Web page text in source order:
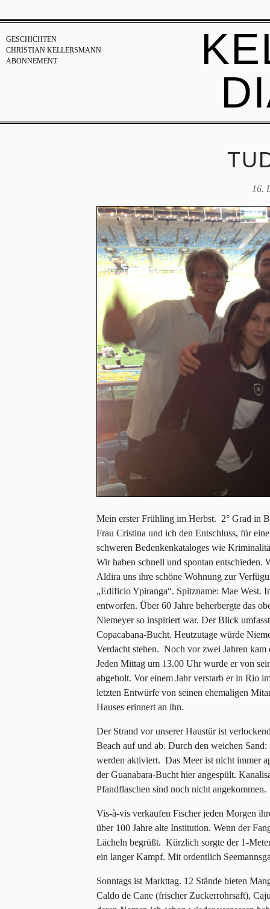
GESCHICHTEN
CHRISTIAN KELLERSMANN
ABONNEMENT
16.
Mein erster Frühling im Herbst. 2° Grad in
Frau Cristina und ich den Entschluss, für
schweren Bedenkenkataloges wie
Wir haben schnell und spontan entschieden.
Aldira uns ihre schöne Wohnung zur
„Edificio Ypiranga“. Spitzname: Mae West.
entworfen. Über 60 Jahre beherbergte das
Niemeyer so inspiriert war. Der Blick
Copacabana-Bucht. Heutzutage würde
Verdacht stehen. Noch vor zwei Jahren
Jeden Mittag um 13.00 Uhr wurde er von
abgeholt. Vor einem Jahr verstarb er in Rio
letzten Entwürfe von seinen ehemaligen
Hauses erinnert an ihn.
Der Strand vor unserer Haustür ist
Beach auf und ab. Durch den weichen
werden aktiviert. Das Meer ist nicht immer
der Guanabara-Bucht hier angespült.
Pfandflaschen sind noch nicht angekommen.
Vis-à-vis verkaufen Fischer jeden Morgen
über 100 Jahre alte Institution. Wenn der
Lächeln begrüßt. Kürzlich sorgte der 1-
ein langer Kampf. Mit ordentlich
Sonntags ist Markttag. 12 Stände bieten
Caldo de Cane (frischer Zuckerrohrsaft),